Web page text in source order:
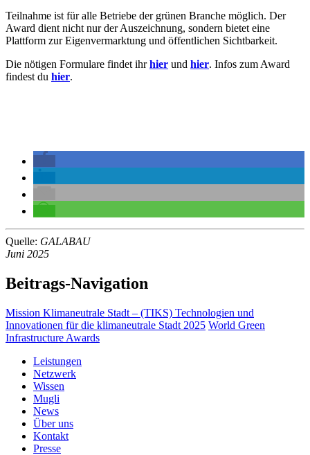
Teilnahme ist für alle Betriebe der grünen Branche möglich. Der
Award dient nicht nur der Auszeichnung, sondern bietet eine
Plattform zur Eigenvermarktung und öffentlichen Sichtbarkeit.
Die nötigen Formulare findet ihrhier und hier. Infos zum Award
findest du hier.
Quelle: GALABAU
Juni 2025
Beitrags-Navigation
Mission Klimaneutrale Stadt – (TIKS) Technologien und
Innovationen für die klimaneutrale Stadt 2025 World Green
Infrastructure Awards
Leistungen
Netzwerk
Wissen
Mugli
News
Über uns
Kontakt
Presse